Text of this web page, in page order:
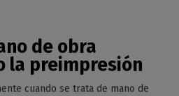
de obra
la preimpresión
cuando se trata de mano de